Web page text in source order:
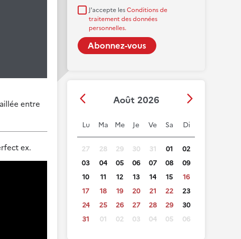
J'accepte lesConditions de
traitement des données
personnelles.
Août 2026
Lu Ma Me Je Ve Sa Di
27 28 29 30 31 01
02
03
04 05 06 07 08
09
10
11 12 13 14 15
16
17
18 19 20 21 22
23
24
25 26 27 28 29
30
31
01 02 03 04 05 06
entre
ex.